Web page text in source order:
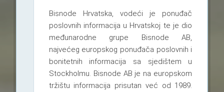
Bisnode Hrvatska, vodeći je ponuđač
poslovnih informacija u Hrvatskoj te je dio
međunarodne grupe Bisnode AB,
najvećeg europskog ponuđača poslovnih i
bonitetnih informacija sa sjedištem u
Stockholmu. Bisnode AB je na europskom
tržištu informacija prisutan već od 1989.